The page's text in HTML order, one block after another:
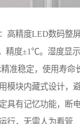
高精度LED数码整
度±1℃。湿度显示
准稳定，使用寿命
模块内藏式设计，
具有记忆功能，断
行，无需人为看管